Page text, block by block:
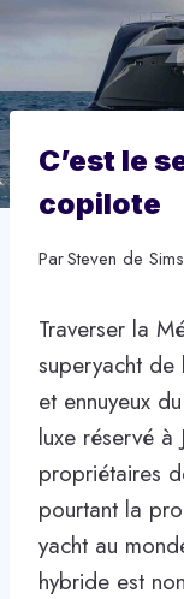
C’est le
copilote
ParSteven de
Traverser la
superyacht de
et ennuyeux
luxe réservé à
propriétaires
pourtant la
yacht au
hybride est